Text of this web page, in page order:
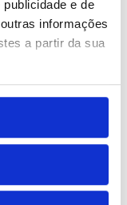
e de
informações
a partir da sua